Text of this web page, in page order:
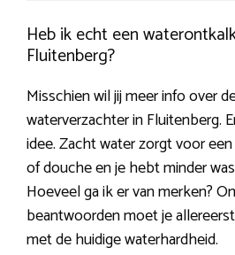
Heb ik echt een
Fluitenberg?
Misschien wil jij meer info over
waterverzachter in Fluitenberg.
idee. Zacht water zorgt voor
of douche en je hebt minder
Hoeveel ga ik er van merken?
beantwoorden moet je
met de huidige waterhardheid.